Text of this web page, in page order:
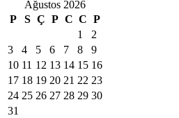
Ağustos 2026
P
S Ç P C C P
1
2
3
4 5 6 7 8
9
10 11 12 13 14 15 16
17 18 19 20 21 22 23
24 25 26 27 28 29 30
31